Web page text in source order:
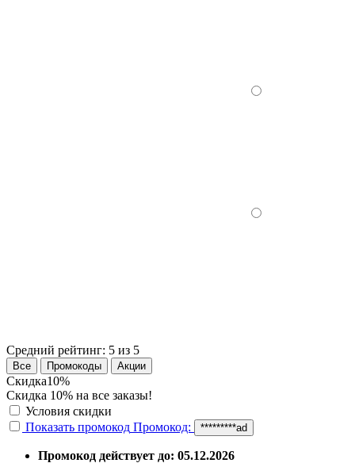
Средний рейтинг: 5 из 5
Все Промокоды Акции
Скидка10%
Скидка 10% на все заказы!
Условия скидки
Показать промокод Промокод: *********ad
Промокод действует до: 05.12.2026